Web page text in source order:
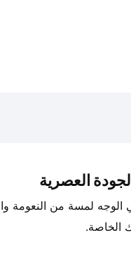
الخاصة.